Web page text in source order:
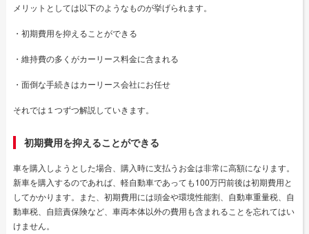
メリットとしては以下のようなものが挙げられます。
・初期費用を抑えることができる
・維持費の多くがカーリース料金に含まれる
・面倒な手続きはカーリース会社にお任せ
それでは１つずつ解説していきます。
初期費用を抑えることができる
車を購入しようとした場合、購入時に支払うお金は非常に高額になります。
新車を購入するのであれば、軽自動車であっても100万円前後は初期費用と
してかかります。また、初期費用には頭金や環境性能割、自動車重量税、自
動車税、自賠責保険など、車両本体以外の費用も含まれることを忘れてはい
けません。